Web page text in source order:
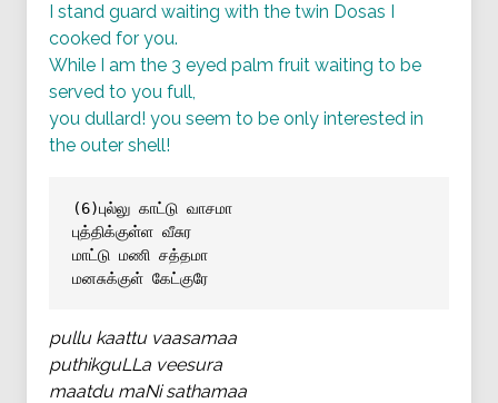
I stand guard waiting with the twin Dosas I
cooked for you.
While I am the 3 eyed palm fruit waiting to be
served to you full,
you dullard! you seem to be only interested in
the outer shell!
(6)புல்லு காட்டு வாசமா
புத்திக்குள்ள வீசுர
மாட்டு மணி சத்தமா
மனசுக்குள் கேட்குரே
pullu kaattu vaasamaa
puthikguLLa veesura
maatdu maNi sathamaa